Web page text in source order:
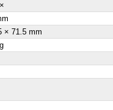
× 71.5 mm